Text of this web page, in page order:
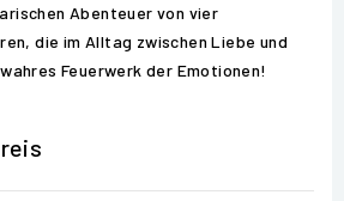
Abenteuer von vier
die im Alltag zwischen Liebe und
Feuerwerk der Emotionen!